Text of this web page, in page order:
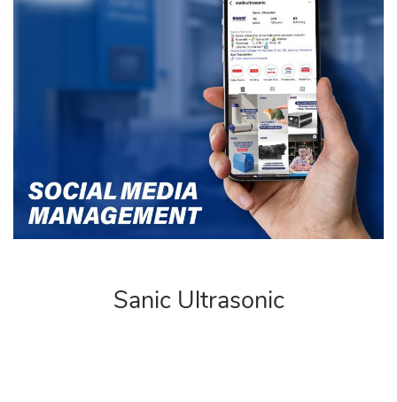
Sanic Ultrasonic